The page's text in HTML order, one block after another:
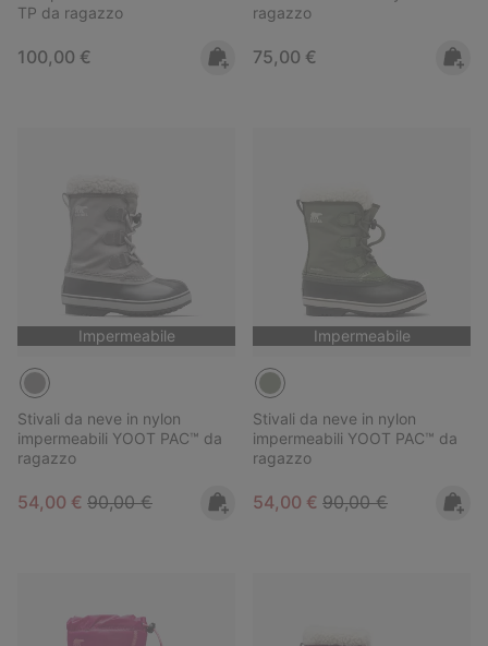
TP da ragazzo
Regular price:
100,00 €
ragazzo
Regular price:
75,00 €
Impermeabile
Stivali da neve in nylon
impermeabili YOOT PAC™ da
ragazzo
Sale price:
54,00 € Regular price:
90,00 €
Impermeabile
Stivali da neve in nylon
impermeabili YOOT PAC™ da
ragazzo
Sale price:
54,00 € Regular price:
90,00 €